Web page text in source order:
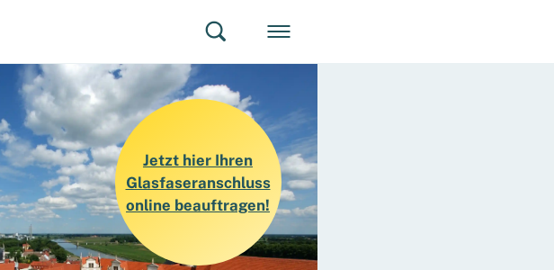
Suchen
Jetzt hier Ihren
Glasfaseranschluss
online beauftragen!